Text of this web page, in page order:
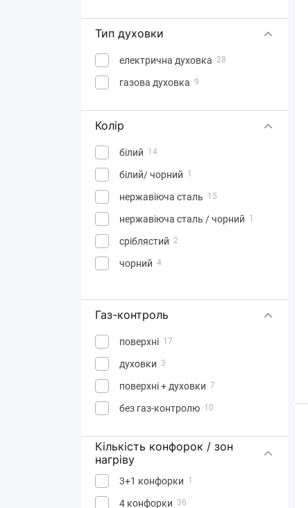
Тип духовки
електрична духовка 28
газова духовка 9
Колір
білий 14
білий/ чорний 1
нержавіюча сталь 15
нержавіюча сталь / чорний 1
сріблястий 2
чорний 4
Газ-контроль
поверхні 17
духовки 3
поверхні + духовки 7
без газ-контролю 10
Кількість конфорок / зон
нагріву
3+1 конфорки 1
4 конфорки 36